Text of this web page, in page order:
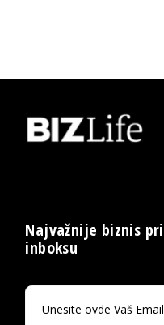
Najvažnije biznis
inboksu